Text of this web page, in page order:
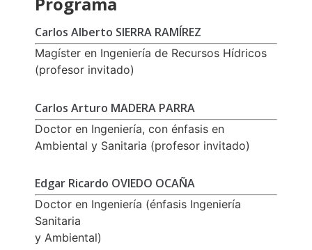
Carlos Alberto SIERRA RAMÍREZ
Magíster en Ingeniería de Recursos Hídricos
(profesor invitado)
Carlos Arturo MADERA PARRA
Doctor en Ingeniería, con énfasis en
Ambiental y Sanitaria (profesor invitado)
Edgar Ricardo OVIEDO OCAÑA
Doctor en Ingeniería (énfasis Ingeniería
Sanitaria
y Ambiental)